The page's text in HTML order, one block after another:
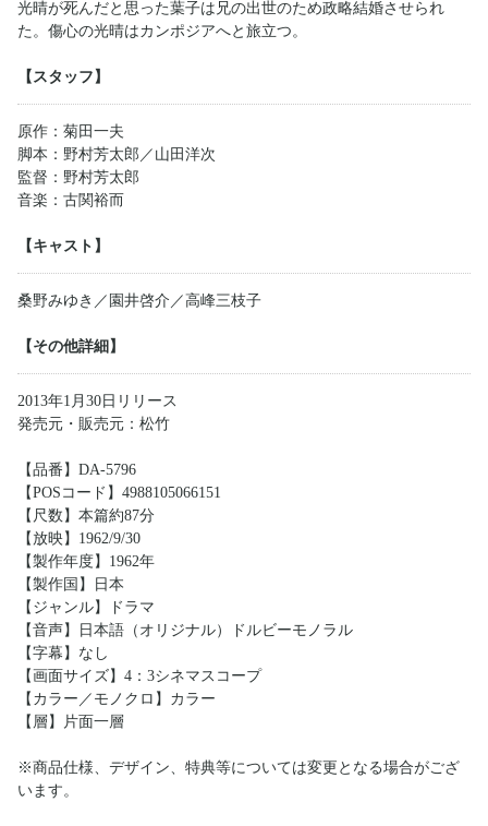
光晴が死んだと思った葉子は兄の出世のため政略結婚させられ
た。傷心の光晴はカンポジアへと旅立つ。
【スタッフ】
原作：菊田一夫
脚本：野村芳太郎／山田洋次
監督：野村芳太郎
音楽：古関裕而
【キャスト】
桑野みゆき／園井啓介／高峰三枝子
【その他詳細】
2013年1月30日リリース
発売元・販売元：松竹
【品番】DA-5796
【POSコード】4988105066151
【尺数】本篇約87分
【放映】1962/9/30
【製作年度】1962年
【製作国】日本
【ジャンル】ドラマ
【音声】日本語（オリジナル）ドルビーモノラル
【字幕】なし
【画面サイズ】4：3シネマスコープ
【カラー／モノクロ】カラー
【層】片面一層
※商品仕様、デザイン、特典等については変更となる場合がござ
います。